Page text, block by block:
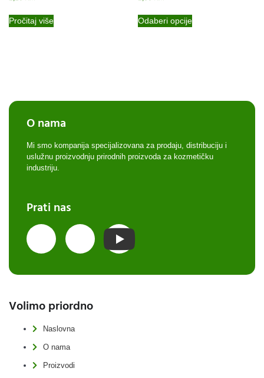
Pročitaj više Odaberi opcije
O nama
Mi smo kompanija specijalizovana za prodaju, distribuciju i
uslužnu proizvodnju prirodnih proizvoda za kozmetičku
industriju.
Prati nas
Volimo priordno
Naslovna
O nama
Proizvodi